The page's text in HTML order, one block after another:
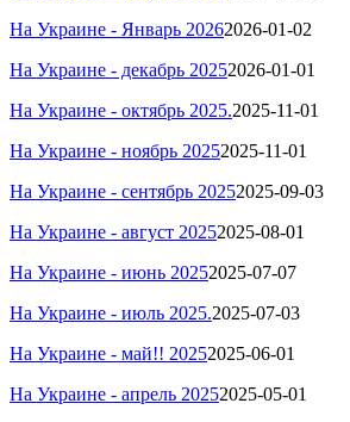
На Украине - Январь 20262026-01-02
На Украине - декабрь 20252026-01-01
На Украине - октябрь 2025.2025-11-01
На Украине - ноябрь 20252025-11-01
На Украине - сентябрь 20252025-09-03
На Украине - август 20252025-08-01
На Украине - июнь 20252025-07-07
На Украине - июль 2025.2025-07-03
На Украине - май!! 20252025-06-01
На Украине - апрель 20252025-05-01